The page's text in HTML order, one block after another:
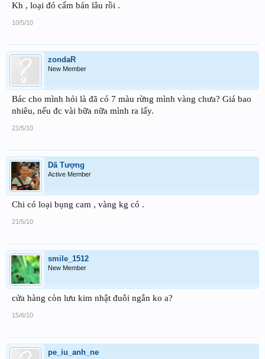
Kh , loại đó cấm bán lâu rồi .
10/5/10
zondaR
New Member
Bác cho mình hỏi là đã có 7 màu rừng mình vàng chưa? Giá bao
nhiêu, nếu đc vài bữa nữa mình ra lấy.
21/5/10
Dã Tượng
Active Member
Chi có loại bụng cam , vàng kg có .
21/5/10
smile_1512
New Member
cửa hàng còn lưu kim nhật đuôi ngắn ko a?
15/6/10
pe_iu_anh_ne